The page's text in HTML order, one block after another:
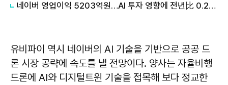
네이버 영업이익 5203억원…AI 투자 영향에 전년比 0.2% 감소
유비파이 역시 네이버의 AI 기술을 기반으로 공공 드
론 시장 공략에 속도를 낼 전망이다. 양사는 자율비행
드론에 AI와 디지털트윈 기술을 접목해 보다 정교한